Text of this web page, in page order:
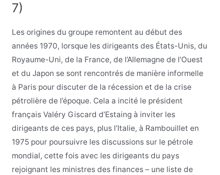
7)
Les origines du groupe remontent au début des
années 1970, lorsque les dirigeants des États-Unis, du
Royaume-Uni, de la France, de l’Allemagne de l’Ouest
et du Japon se sont rencontrés de manière informelle
à Paris pour discuter de la récession et de la crise
pétrolière de l’époque. Cela a incité le président
français Valéry Giscard d’Estaing à inviter les
dirigeants de ces pays, plus l’Italie, à Rambouillet en
1975 pour poursuivre les discussions sur le pétrole
mondial, cette fois avec les dirigeants du pays
rejoignant les ministres des finances – une liste de